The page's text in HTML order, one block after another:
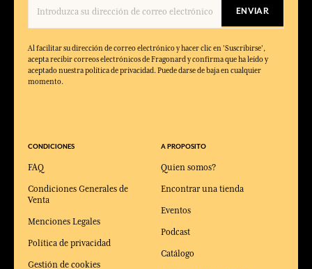
ENVIAR
Al facilitar su dirección de correo electrónico y hacer clic en 'Suscribirse',
acepta recibir correos electrónicos de Fragonard y confirma que ha leído y
aceptado nuestra política de privacidad. Puede darse de baja en cualquier
momento.
CONDICIONES
FAQ
Condiciones Generales de
Venta
Menciones Legales
Política de privacidad
Gestión de cookies
A PROPOSITO
Quien somos?
Encontrar una tienda
Eventos
Podcast
Catálogo